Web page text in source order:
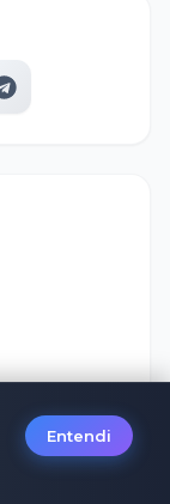
Entendi